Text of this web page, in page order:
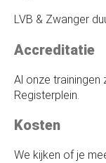
LVB & Zwanger
Accreditatie
Al onze trainingen
Registerplein.
Kosten
We kijken of je